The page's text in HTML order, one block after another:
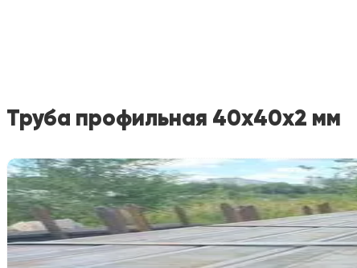
Труба профильная 40х40х2 мм